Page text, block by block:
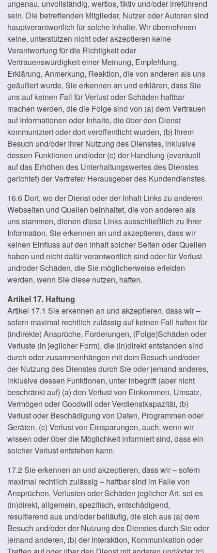
ungenau, unvollständig, wertlos, fiktiv und/oder irreführend
sein. Die betreffenden Mitglieder, Nutzer oder Autoren sind
hauptverantwortlich für solche Inhalte. Wir übernehmen
keine, unterstützen nicht oder akzeptieren keine
Verantwortung für die Richtigkeit oder
Vertrauenswürdigkeit einer Meinung, Empfehlung,
Erklärung, Anmerkung, Reaktion, die von anderen als uns
geäußert wurde. Sie erkennen an und erklären, dass Sie
uns auf keinen Fall für Verlust oder Schäden haftbar
machen werden, die die Folge sind von (a) dem Vertrauen
auf Informationen oder Inhalte, die über den Dienst
kommuniziert oder dort veröffentlicht wurden, (b) Ihrem
Besuch und/oder Ihrer Nutzung des Dienstes, inklusive
dessen Funktionen und/oder (c) der Handlung (eventuell
auf das Erhöhen des Unterhaltungswertes des Dienstes
gerichtet) der Vertreter/ Herausgeber des Kundendienstes.
16.6 Dort, wo der Dienst oder der Inhalt Links zu anderen
Webseiten und Quellen beinhaltet, die von anderen als
uns stammen, dienen diese Links ausschließlich zu Ihrer
Information. Sie erkennen an und akzeptieren, dass wir
keinen Einfluss auf den Inhalt solcher Seiten oder Quellen
haben und nicht dafür verantwortlich sind oder für Verlust
und/oder Schäden, die Sie möglicherweise erleiden
werden, wenn Sie diese nutzen, haften.
Artikel 17. Haftung
Artikel 17.1 Sie erkennen an und akzeptieren, dass wir –
sofern maximal rechtlich zulässig auf keinen Fall haften für
(indirekte) Ansprüche, Forderungen, (Folge)Schäden oder
Verluste (in jeglicher Form), die (in)direkt entstanden sind
durch oder zusammenhängen mit dem Besuch und/oder
der Nutzung des Dienstes durch Sie oder jemand anderes,
inklusive dessen Funktionen, unter Inbegriff (aber nicht
beschränkt auf) (a) den Verlust von Einkommen, Umsatz,
Vermögen oder Goodwill oder Verdienstkapazität, (b)
Verlust oder Beschädigung von Daten, Programmen oder
Geräten, (c) Verlust von Einsparungen, auch, wenn wir
wissen oder über die Möglichkeit informiert sind, dass ein
solcher Verlust entstehen kann.
17.2 Sie erkennen an und akzeptieren, dass wir – sofern
maximal rechtlich zulässig – haftbar sind im Falle von
Ansprüchen, Verlusten oder Schäden jeglicher Art, sei es
(in)direkt, allgemein, spezifisch, entschädigend,
resultierend aus und/oder beiläufig, die sich aus (a) dem
Besuch und/oder der Nutzung des Dienstes durch Sie oder
jemand anderen, (b) der Interaktion, Kommunikation oder